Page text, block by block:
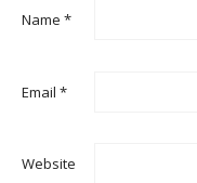
Name *
Email *
Website